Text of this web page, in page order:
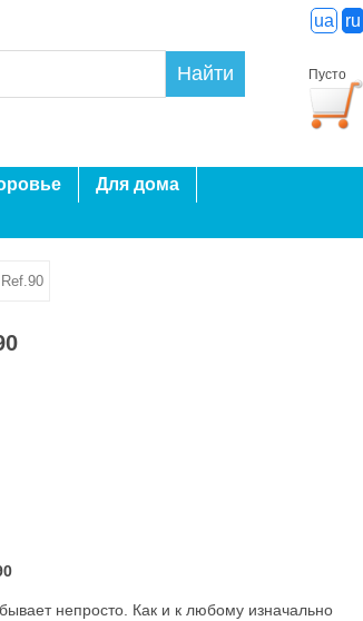
ua ru
Пусто
Найти
Для дома
непросто. Как и к любому изначально